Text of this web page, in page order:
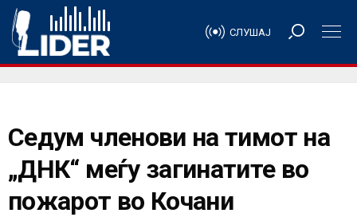
СЛУШАЈ
Седум членови на тимот на
„ДНК“ меѓу загинатите во
пожарот во Кочани